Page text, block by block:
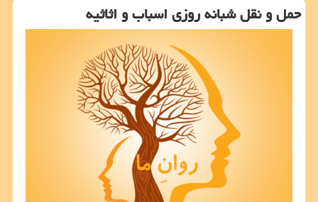
حمل و نقل شبانه روزی اسباب و اثاثیه